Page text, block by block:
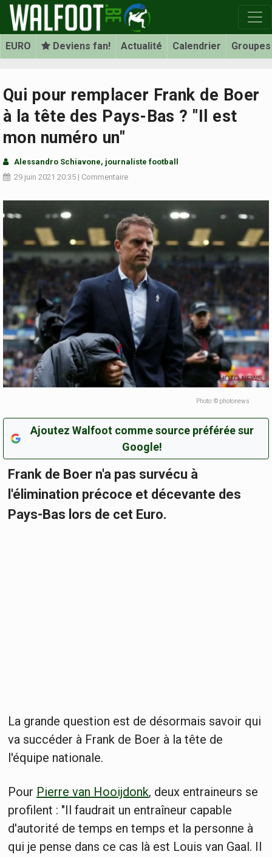
EURO Deviens fan! Actualité Calendrier Groupes
Qui pour remplacer Frank de Boer
à la tête des Pays-Bas ? "Il est
mon numéro un"
Alessandro Schiavone, journaliste football
29 juin 2021 20:35 | Commentaire
Photo: © photonews
Ajoutez Walfoot comme source préférée sur
Google!
Frank de Boer n'a pas survécu à
l'élimination précoce et décevante des
Pays-Bas lors de cet Euro.
La grande question est de désormais savoir qui
va succéder à Frank de Boer à la tête de
l'équipe nationale.
Pour Pierre van Hooijdonk, deux entraineurs se
profilent : "Il faudrait un entraîneur capable
d'autorité de temps en temps et la personne à
qui je pense dans ce cas là est Louis van Gaal. Il